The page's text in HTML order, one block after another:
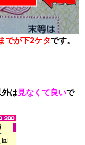
でが下2ケタです。
外は見なくて良いで